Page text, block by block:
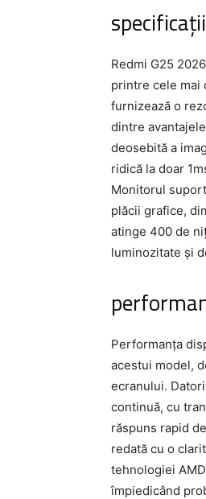
Redmi G25
printre cele mai
furnizează o
dintre
deosebită a
ridică la doar
Monitorul
plăcii grafice,
atinge 400 de
luminozitate și
Performanța
acestui model,
ecranului.
continuă, cu
răspuns rapid
redată cu o
tehnologiei
împiedicând